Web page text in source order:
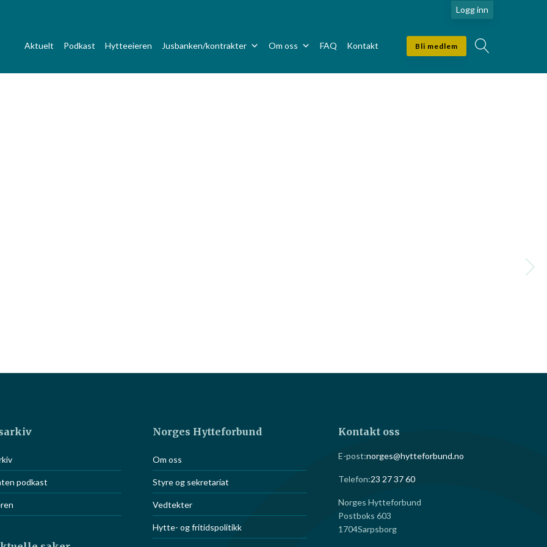
Logg inn
Aktuelt Podkast Hytteeieren Jusbanken/kontrakter Om oss FAQ Kontakt Bli medlem
eiere av
podkast
Norges Hytteforbund
Om oss
Styre og sekretariat
Vedtekter
Hytte- og fritidspolitikk
Kontakt oss
E-post:norges@hytteforbund.no
Telefon:23 27 37 60
Norges Hytteforbund
Postboks 603
1704Sarpsborg